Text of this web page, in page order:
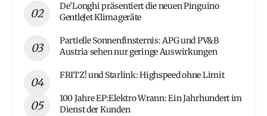
De’Longhi präsentiert die neuen Pinguino
GentleJet Klimageräte
Partielle Sonnenfinsternis: APG und PV&B
Austria sehen nur geringe Auswirkungen
FRITZ! und Starlink: Highspeed ohne Limit
100 Jahre EP:Elektro Wrann: Ein Jahrhundert im
Dienst der Kunden